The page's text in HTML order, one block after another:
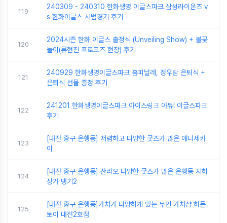
119
240309 - 240310 한화생명 이글스파크 삼성라이온즈 v
s 한화이글스 시범경기 후기
120
2024시즌 한화 이글스 출정식 (Unveiling Show) + 불꽃
놀이(류현진 프로포즈 현장) 후기
121
240929 한화생명이글스파크 홈피날레, 정우람 은퇴식 +
은퇴식 선물 증정 후기
122
241201 한화생명이글스파크 아이스링크 아듀! 이글스파크
후기
123
[대전 중구 은행동] 저렴하고 다양한 굿즈가 많은 애니세카
이
124
[대전 중구 은행동] 산리오 다양한 굿즈가 많은 은행동 지하
상가 댕기2
125
[대전 중구 은행동]가챠가 다양하게 있는 무인 가챠샵 히든
토이 대전2호점